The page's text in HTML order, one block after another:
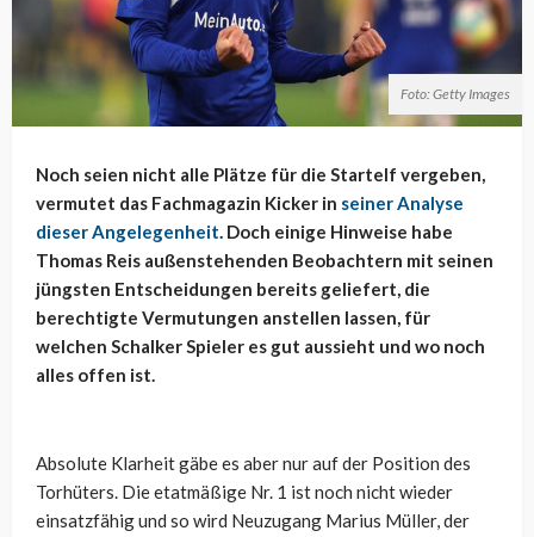
Foto: Getty Images
Noch seien nicht alle Plätze für die Startelf vergeben,
vermutet das Fachmagazin Kicker in seiner Analyse
dieser Angelegenheit. Doch einige Hinweise habe
Thomas Reis außenstehenden Beobachtern mit seinen
jüngsten Entscheidungen bereits geliefert, die
berechtigte Vermutungen anstellen lassen, für
welchen Schalker Spieler es gut aussieht und wo noch
alles offen ist.
Absolute Klarheit gäbe es aber nur auf der Position des
Torhüters. Die etatmäßige Nr. 1 ist noch nicht wieder
einsatzfähig und so wird Neuzugang Marius Müller, der